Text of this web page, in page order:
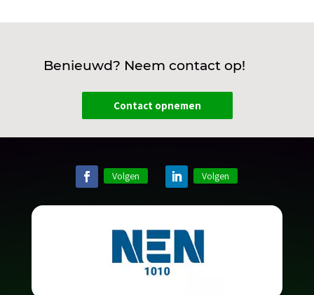
Benieuwd? Neem contact op!
Contact opnemen
Volgen Volgen